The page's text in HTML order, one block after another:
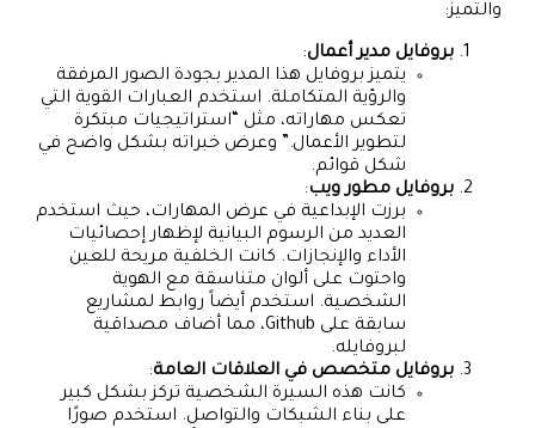
والتميز:
بروفايل مدير أعمال:
يتميز بروفايل هذا المدير بجودة الصور المرفقة
والرؤية المتكاملة. استخدم العبارات القوية التي
تعكس مهاراته، مثل “استراتيجيات مبتكرة
لتطوير الأعمال.” وعرض خبراته بشكل واضح في
شكل قوائم.
بروفايل مطور ويب:
برزت الإبداعية في عرض المهارات، حيث استخدم
العديد من الرسوم البيانية لإظهار إحصائيات
الأداء والإنجازات. كانت الخلفية مريحة للعين
واحتوت على ألوان متناسقة مع الهوية
الشخصية. استخدم أيضاً روابط لمشاريع
سابقة على Github، مما أضاف مصداقية
لبروفايله.
بروفايل متخصص في العلاقات العامة:
كانت هذه السيرة الشخصية تركز بشكل كبير
على بناء الشبكات والتواصل. استخدم صورًا